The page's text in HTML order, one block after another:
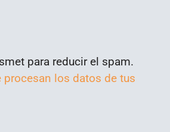
para reducir el spam.
procesan los datos de tus